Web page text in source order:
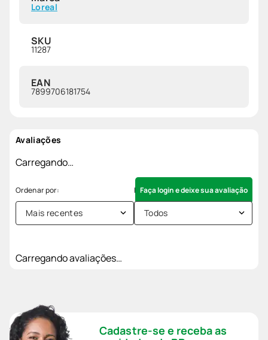
Loreal
SKU
11287
EAN
7899706181754
Avaliações
Carregando…
Faça login e deixe sua avaliação
Mais recentes Todos
Carregando avaliações…
Cadastre-se e receba as